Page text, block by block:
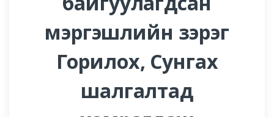
мэргэшлийн зэрэг
Горилох, Сунгах
шалгалтад